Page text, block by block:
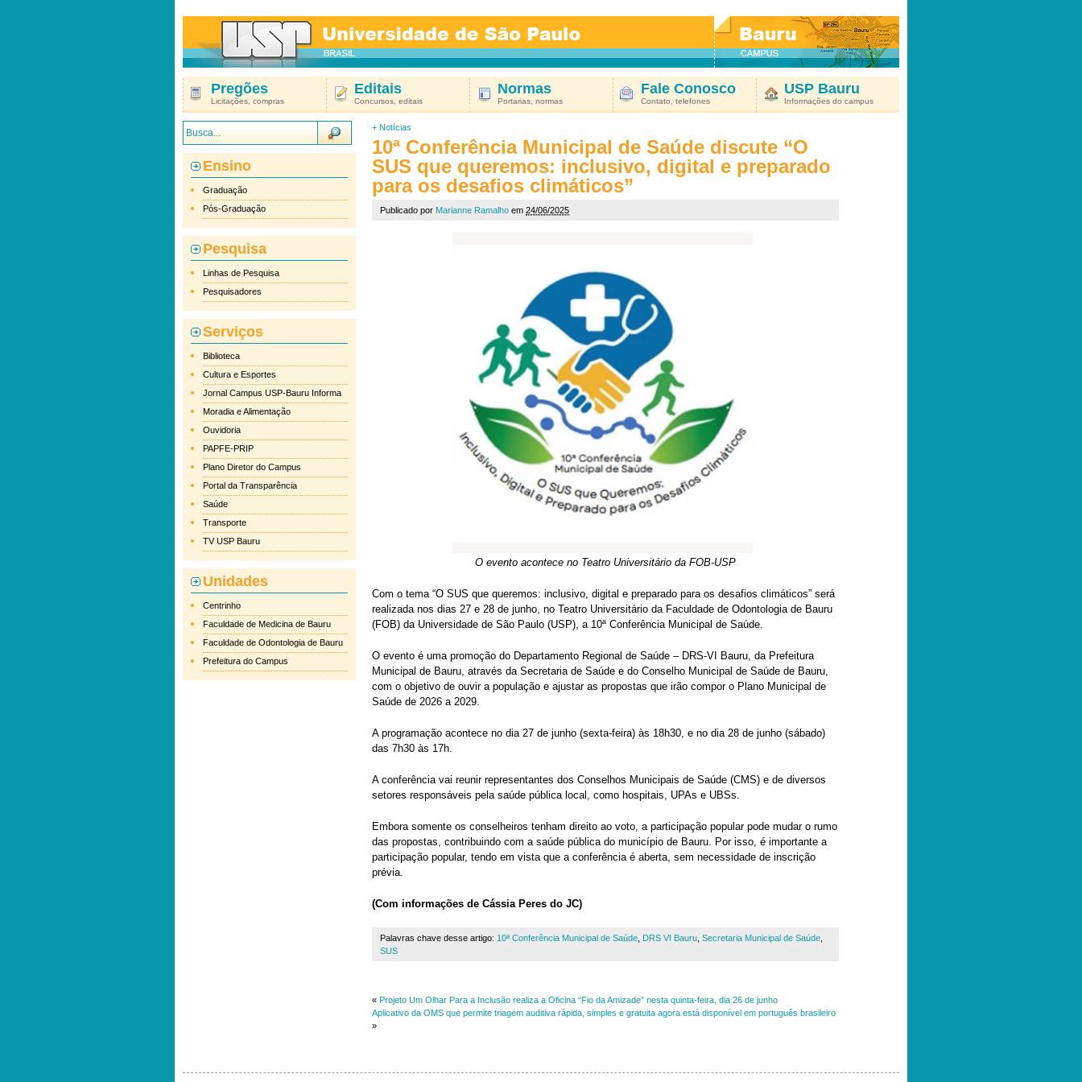
Pregões
Licitações, compras
Editais
Concursos, editais
Normas
Portarias, normas
Fale Conosco
Contato, telefones
USP Bauru
Informações do campus
Ensino
Graduação
Pós-Graduação
Pesquisa
Linhas de Pesquisa
Pesquisadores
Serviços
Biblioteca
Cultura e Esportes
Jornal Campus USP-Bauru Informa
Moradia e Alimentação
Ouvidoria
PAPFE-PRIP
Plano Diretor do Campus
Portal da Transparência
Saúde
Transporte
TV USP Bauru
Unidades
Centrinho
Faculdade de Medicina de Bauru
Faculdade de Odontologia de Bauru
Prefeitura do Campus
+ Notícias
10ª Conferência Municipal de Saúde discute “O
SUS que queremos: inclusivo, digital e preparado
para os desafios climáticos”
Publicado por Marianne Ramalho em 24/06/2025
O evento acontece no Teatro Universitário da FOB-USP
Com o tema “O SUS que queremos: inclusivo, digital e preparado para os desafios climáticos” será
realizada nos dias 27 e 28 de junho, no Teatro Universitário da Faculdade de Odontologia de Bauru
(FOB) da Universidade de São Paulo (USP), a 10ª Conferência Municipal de Saúde.
O evento é uma promoção do Departamento Regional de Saúde – DRS-VI Bauru, da Prefeitura
Municipal de Bauru, através da Secretaria de Saúde e do Conselho Municipal de Saúde de Bauru,
com o objetivo de ouvir a população e ajustar as propostas que irão compor o Plano Municipal de
Saúde de 2026 a 2029.
A programação acontece no dia 27 de junho (sexta-feira) às 18h30, e no dia 28 de junho (sábado)
das 7h30 às 17h.
A conferência vai reunir representantes dos Conselhos Municipais de Saúde (CMS) e de diversos
setores responsáveis pela saúde pública local, como hospitais, UPAs e UBSs.
Embora somente os conselheiros tenham direito ao voto, a participação popular pode mudar o rumo
das propostas, contribuindo com a saúde pública do município de Bauru. Por isso, é importante a
participação popular, tendo em vista que a conferência é aberta, sem necessidade de inscrição
prévia.
(Com informações de Cássia Peres do JC)
Palavras chave desse artigo: 10ª Conferência Municipal de Saúde DRS VI Bauru Secretaria Municipal de Saúde
SUS
« Projeto Um Olhar Para a Inclusão realiza a Oficina “Fio da Amizade” nesta quinta-feira, dia 26 de junho
Aplicativo da OMS que permite triagem auditiva rápida, simples e gratuita agora está disponível em português brasileiro
»